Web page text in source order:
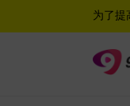
为了提